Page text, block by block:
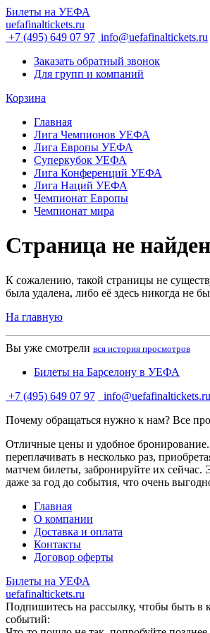
Билеты на УЕФА
uefafinaltickets.ru
+7 (495) 649 07 97 info@uefafinaltickets.ru
Заказать обратный звонок
Для групп и компаний
Корзина
Главная
Лига Чемпионов УЕФА
Лига Европы УЕФА
Суперкубок УЕФА
Лига Конференций УЕФА
Лига Наций УЕФА
Чемпионат Европы
Чемпионат мира
Страница не
К сожалению, такой страницы не
была удалена, либо её здесь никогда не
На главную
Вы уже смотрели вся история просмотров
Билеты на Барселону в УЕФА
+7 (495) 649 07 97
info@uefafinaltickets.ru
Почему обращаться нужно к нам? Все
Отличные цены и удобное
переплачивать в несколько раз,
матчем билеты, забронируйте их сейчас.
даже за год до события, что очень
Главная
О компании
Доставка и оплата
Контакты
Договор оферты
Билеты на УЕФА
uefafinaltickets.ru
Подпишитесь на рассылку, чтобы быть в
событий: